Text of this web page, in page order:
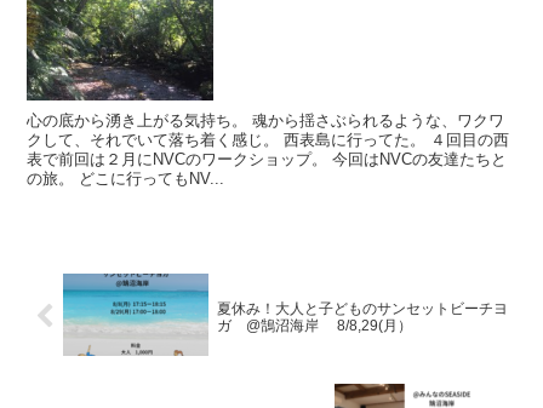
心の底から湧き上がる気持ち。 魂から揺さぶられるような、ワクワ
クして、それでいて落ち着く感じ。 西表島に行ってた。 ４回目の西
表で前回は２月にNVCのワークショップ。 今回はNVCの友達たちと
の旅。 どこに行ってもNV...
夏休み！大人と子どものサンセットビーチヨ
ガ @鵠沼海岸 8/8,29(月）